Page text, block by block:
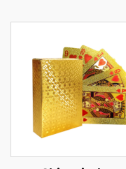
Buchdruck
Hardcover-Buch-
Druck